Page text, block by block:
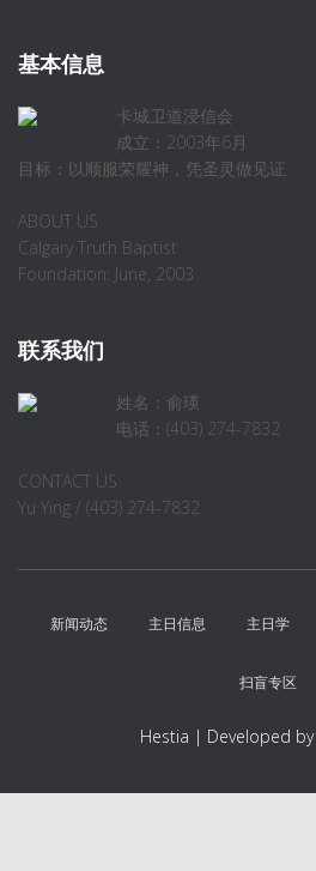
基本信息
卡城卫道浸信会
成立：2003年6月
目标：以顺服荣耀神，凭圣灵做见证
ABOUT US
Calgary Truth Baptist
Foundation: June, 2003
联系我们
姓名：俞瑛
电话：(403) 274-7832
CONTACT US
Yu Ying / (403) 274-7832
新闻动态 主日信息 主日学
扫盲专区
Hestia | Developed by